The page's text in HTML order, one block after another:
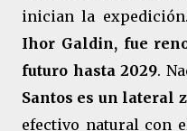
inician la expedición.
Ihor Galdin, fue
futuro hasta 2029.
Santos es un lateral
efectivo natural con